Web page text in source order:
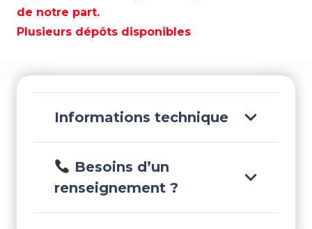
2
M
REC688-
de notre part.
Plusieurs dépôts disponibles
Informations technique
Besoins d’un
renseignement ?